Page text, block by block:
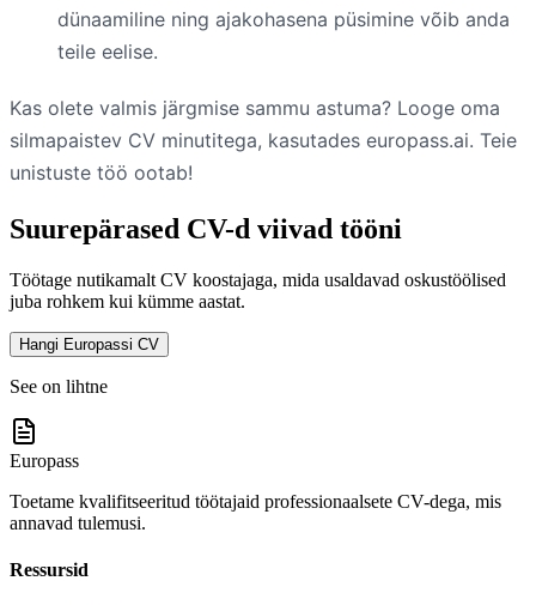
dünaamiline ning ajakohasena püsimine võib anda
teile eelise.
Kas olete valmis järgmise sammu astuma? Looge oma
silmapaistev CV minutitega, kasutades europass.ai. Teie
unistuste töö ootab!
Suurepärased CV-d viivad tööni
Töötage nutikamalt CV koostajaga, mida usaldavad oskustöölised
juba rohkem kui kümme aastat.
Hangi Europassi CV
See on lihtne
Europass
Toetame kvalifitseeritud töötajaid professionaalsete CV-dega, mis
annavad tulemusi.
Ressursid